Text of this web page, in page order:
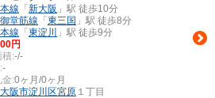
線 「 新大阪 」駅 徒歩10分
堂筋線 「 東三国 」駅 徒歩8分
線 「 東淀川
」駅 徒歩9分
円
:-/-
-
金:0ヶ月/0ヶ月
大阪市淀川区宮原 １丁目